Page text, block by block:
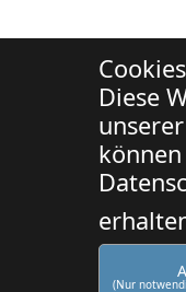
Diese
(Nur